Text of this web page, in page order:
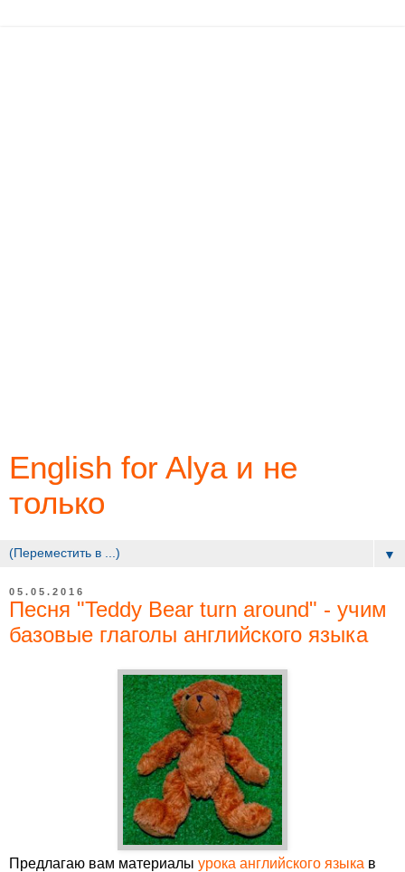
English for Alya и не
только
▼
05.05.2016
Песня "Teddy Bear turn around" - учим
базовые глаголы английского языка
Предлагаю вам материалы урока английского языка в